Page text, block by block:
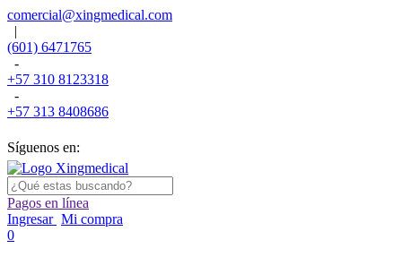
comercial@xingmedical.com
|
(601) 6471765
-
+57 310 8123318
-
+57 313 8408686
Síguenos en:
Pagos en línea
Ingresar Mi compra
0